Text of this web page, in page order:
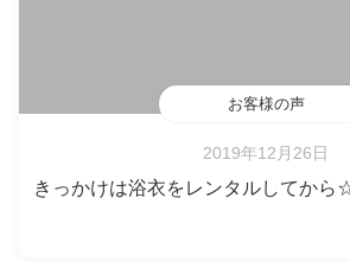
お客様の声
2019年12月26日
きっかけは浴衣をレンタルしてか